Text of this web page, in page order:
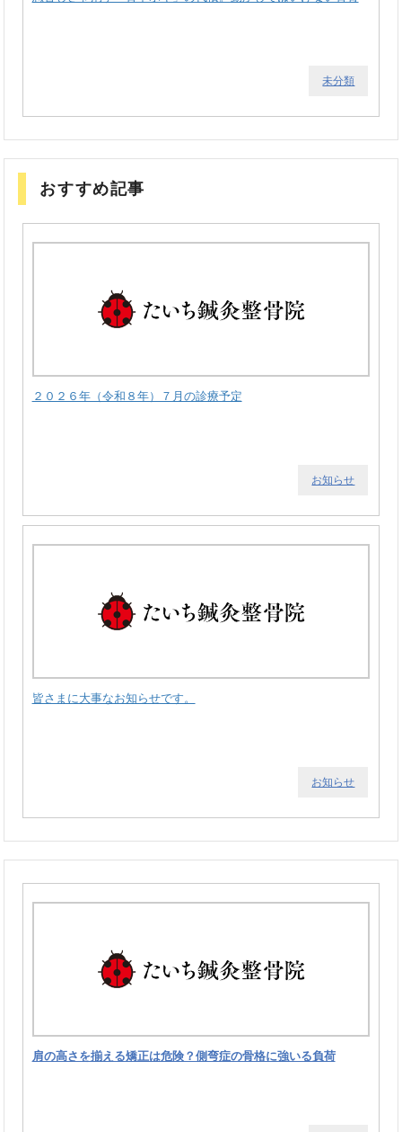
未分類
おすすめ記事
２０２６年（令和８年）７月の診療予定
お知らせ
皆さまに大事なお知らせです。
お知らせ
肩の高さを揃える矯正は危険？側弯症の骨格に強いる負荷